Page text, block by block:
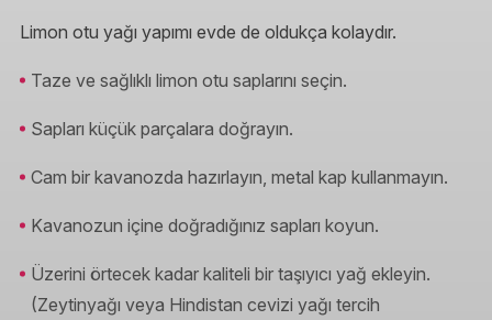
Limon otu yağı yapımı evde de oldukça kolaydır.
Taze ve sağlıklı limon otu saplarını seçin.
Sapları küçük parçalara doğrayın.
Cam bir kavanozda hazırlayın, metal kap kullanmayın.
Kavanozun içine doğradığınız sapları koyun.
Üzerini örtecek kadar kaliteli bir taşıyıcı yağ ekleyin.
(Zeytinyağı veya Hindistan cevizi yağı tercih